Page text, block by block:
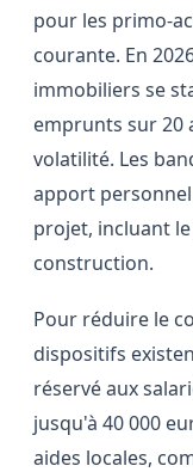
pour les primo-
courante. En
immobiliers se
emprunts sur 20
volatilité. Les
apport
projet, incluant
construction.
Pour réduire le
dispositifs
réservé aux
jusqu'à 40 000
aides locales,